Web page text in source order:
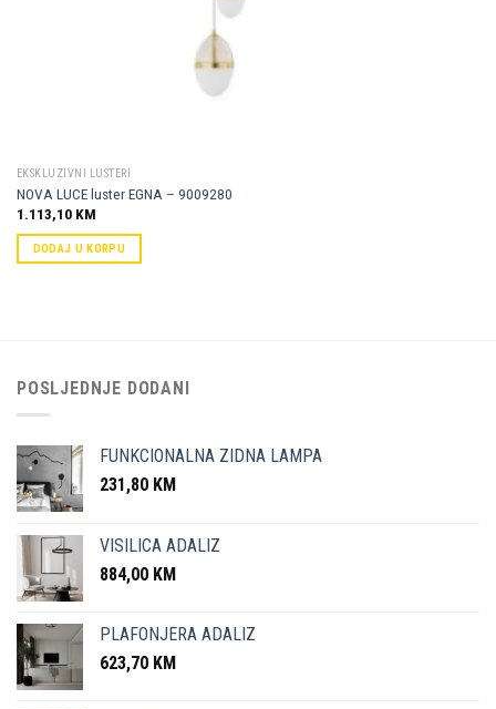
EKSKLUZIVNI LUSTERI
NOVA LUCE luster EGNA – 9009280
1.113,10 KM
DODAJ U KORPU
POSLJEDNJE DODANI
FUNKCIONALNA ZIDNA LAMPA
231,80 KM
VISILICA ADALIZ
884,00 KM
PLAFONJERA ADALIZ
623,70 KM